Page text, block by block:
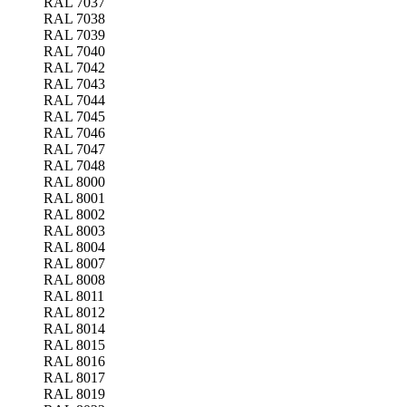
RAL 7038
RAL 7039
RAL 7040
RAL 7042
RAL 7043
RAL 7044
RAL 7045
RAL 7046
RAL 7047
RAL 7048
RAL 8000
RAL 8001
RAL 8002
RAL 8003
RAL 8004
RAL 8007
RAL 8008
RAL 8011
RAL 8012
RAL 8014
RAL 8015
RAL 8016
RAL 8017
RAL 8019